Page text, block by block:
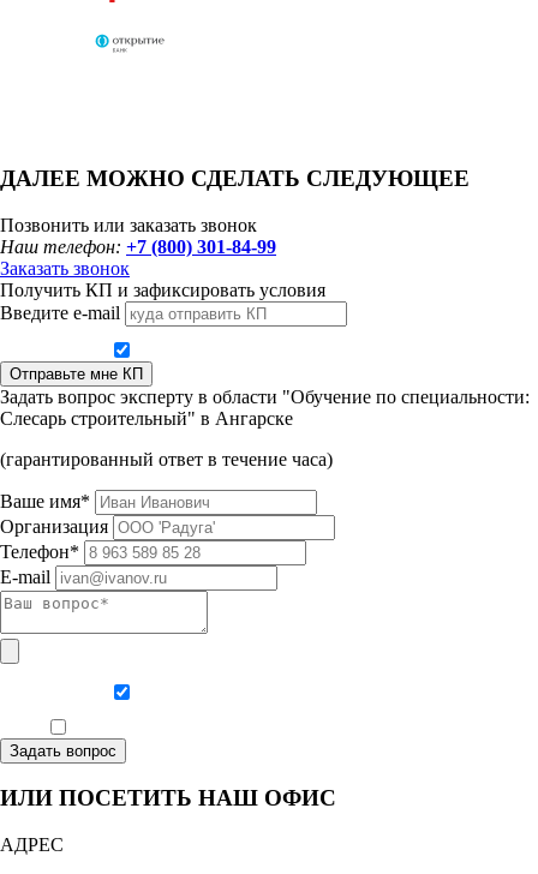
ДАЛЕЕ МОЖНО СДЕЛАТЬ СЛЕДУЮЩЕЕ
Позвонить или заказать звонок
Наш телефон: +7 (800) 301-84-99
Заказать звонок
Получить КП и зафиксировать условия
Введите e-mail
Отправьте мне КП
Задать вопрос эксперту в области "Обучение по специальности:
Слесарь строительный" в Ангарске
(гарантированный ответ в течение часа)
Ваше имя*
Организация
Телефон*
E-mail
Задать вопрос
ИЛИ ПОСЕТИТЬ НАШ ОФИС
АДРЕС